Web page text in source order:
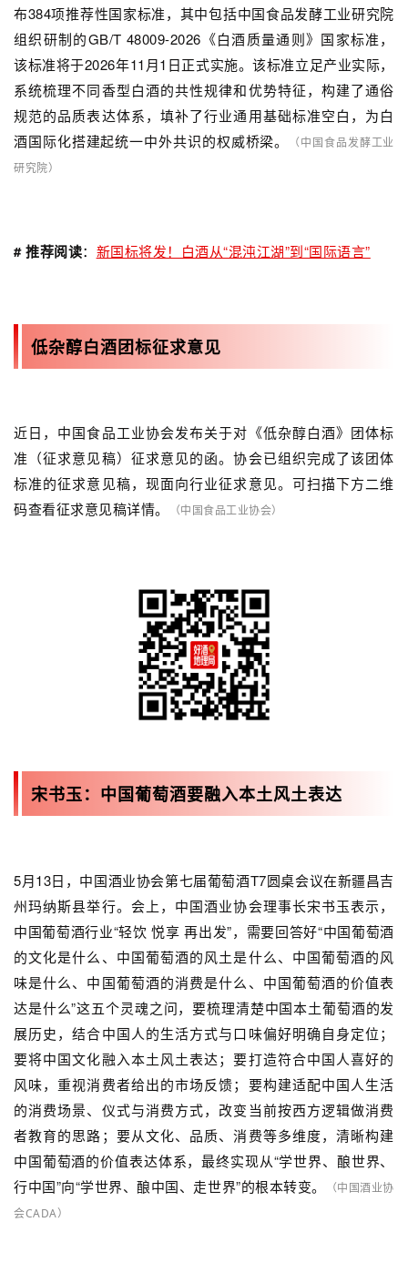
布384项推荐性国家标准，其中包括中国食品发酵工业研究院
组织研制的GB/T 48009-2026《白酒质量通则》国家标准，
该标准将于2026年11月1日正式实施。该标准立足产业实际，
系统梳理不同香型白酒的共性规律和优势特征，构建了通俗
规范的品质表达体系，填补了行业通用基础标准空白，为白
酒国际化搭建起统一中外共识的权威桥梁。
（中国食品发酵工业
研究院）
# 推荐阅读： 新国标将发！白酒从“混沌江湖”到“国际语言”
低杂醇白酒团标征求意见
近日，中国食品工业协会发布关于对《低杂醇白酒》团体标
准（征求意见稿）征求意见的函。协会已组织完成了该团体
标准的征求意见稿，现面向行业征求意见。可扫描下方二维
码查看征求意见稿详情。
（中国食品工业协会）
宋书玉：中国葡萄酒要融入本土风土表达
5月13日，中国酒业协会第七届葡萄酒T7圆桌会议在新疆昌吉
州玛纳斯县举行。会上，中国酒业协会理事长宋书玉表示，
中国葡萄酒行业“轻饮 悦享 再出发”，需要回答好“中国葡萄酒
的文化是什么、中国葡萄酒的风土是什么、中国葡萄酒的风
味是什么、中国葡萄酒的消费是什么、中国葡萄酒的价值表
达是什么”这五个灵魂之问，要梳理清楚中国本土葡萄酒的发
展历史，结合中国人的生活方式与口味偏好明确自身定位；
要将中国文化融入本土风土表达；要打造符合中国人喜好的
风味，重视消费者给出的市场反馈；要构建适配中国人生活
的消费场景、仪式与消费方式，改变当前按西方逻辑做消费
者教育的思路；要从文化、品质、消费等多维度，清晰构建
中国葡萄酒的价值表达体系，最终实现从“学世界、酿世界、
行中国”向“学世界、酿中国、走世界”的根本转变。
（中国酒业协
会CADA）